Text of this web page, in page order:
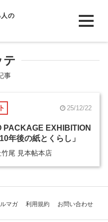
の
テ
事
25/12/22
PACKAGE EXHIBITION
年後の紙とくらし」
尾 見本帖本店
マガ 利用規約 お問い合わせ